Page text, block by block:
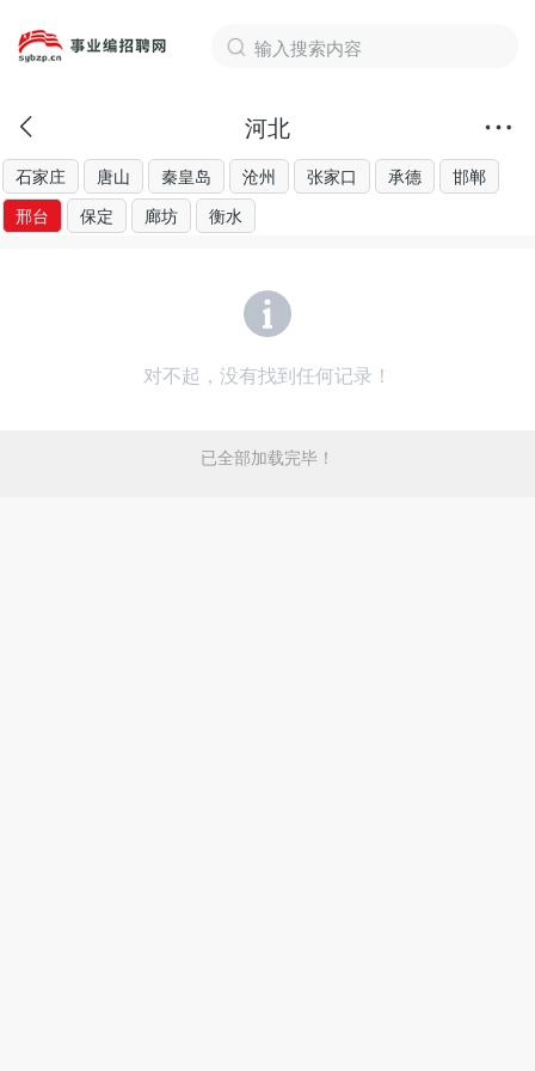
河北
石家庄 唐山 秦皇岛 沧州 张家口 承德
邯郸
邢台
保定 廊坊 衡水
对不起，没有找到任何记录！
已全部加载完毕！